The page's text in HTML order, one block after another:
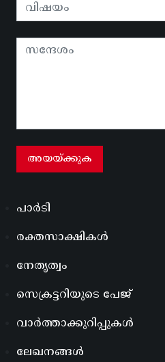
പാർടി
രക്തസാക്ഷികൾ
നേതൃത്വം
സെക്രട്ടറിയുടെ പേജ്
വാർത്താക്കുറിപ്പുകൾ
ലേഖനങ്ങൾ